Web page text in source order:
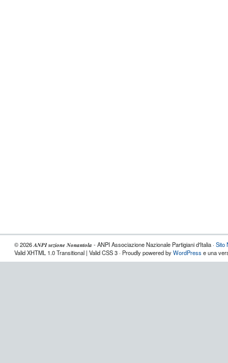
© 2026 𝑨𝑵𝑷𝑰 𝒔𝒆𝒛𝒊𝒐𝒏𝒆 𝑵𝒐𝒏𝒂𝒏𝒕𝒐𝒍𝒂 - ANPI Associazione Nazionale Partigiani d'Italia · Sito
Valid XHTML 1.0 Transitional | Valid CSS 3 · Proudly powered byWordPress e una